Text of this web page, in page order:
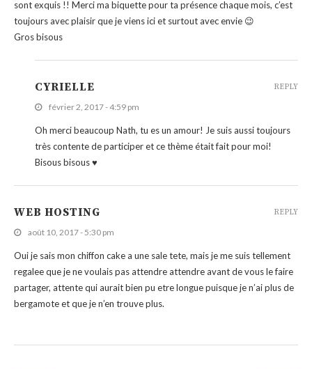
sont exquis !! Merci ma biquette pour ta présence chaque mois, c’est
toujours avec plaisir que je viens ici et surtout avec envie 😉
Gros bisous
CYRIELLE
février 2, 2017 - 4:59 pm
Oh merci beaucoup Nath, tu es un amour! Je suis aussi toujours
très contente de participer et ce thème était fait pour moi!
Bisous bisous ♥
REPLY
WEB HOSTING
août 10, 2017 - 5:30 pm
Oui je sais mon chiffon cake a une sale tete, mais je me suis tellement
regalee que je ne voulais pas attendre attendre avant de vous le faire
partager, attente qui aurait bien pu etre longue puisque je n’ai plus de
bergamote et que je n’en trouve plus.
REPLY